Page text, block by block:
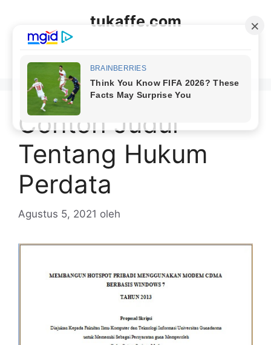
tukaffe.com
Contoh Judul
Tentang Hukum
Perdata
Agustus 5, 2021 oleh